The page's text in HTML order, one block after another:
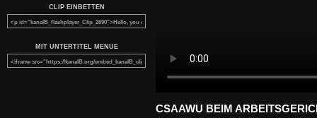
CLIP EINBETTEN
MIT UNTERTITEL MENUE
CSAAWU BEIM